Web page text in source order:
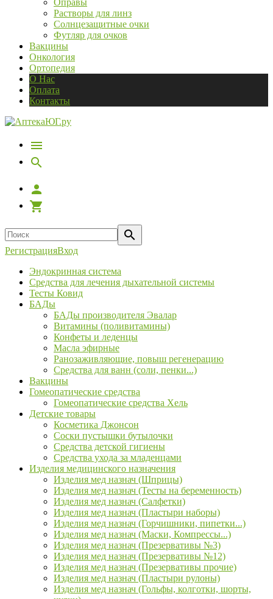
Оправы
Растворы для линз
Солнцезащитные очки
Футляр для очков
Вакцины
Онкология
Ортопедия
О Нас
Оплата
Контакты
РегистрацияВход
Эндокринная система
Средства для лечения дыхательной системы
Тесты Ковид
БАДы
БАДы производителя Эвалар
Витамины (поливитамины)
Конфеты и леденцы
Масла эфирные
Ранозаживляющие, повыш регенерацию
Средства для ванн (соли, пенки...)
Вакцины
Гомеопатические средства
Гомеопатические средства Хель
Детские товары
Косметика Джонсон
Соски пустышки бутылочки
Средства детской гигиены
Средства ухода за младенцами
Изделия медицинского назначения
Изделия мед назнач (Шприцы)
Изделия мед назнач (Тесты на беременность)
Изделия мед назнач (Салфетки)
Изделия мед назнач (Пластыри наборы)
Изделия мед назнач (Горчишники, пипетки...)
Изделия мед назнач (Маски, Компрессы...)
Изделия мед назнач (Презервативы №3)
Изделия мед назнач (Презервативы №12)
Изделия мед назнач (Презервативы прочие)
Изделия мед назнач (Пластыри рулоны)
Изделия мед назнач (Гольфы, колготки, шорты,